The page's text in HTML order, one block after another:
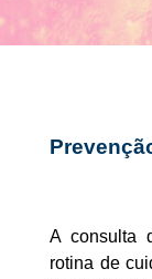
A consulta
rotina de